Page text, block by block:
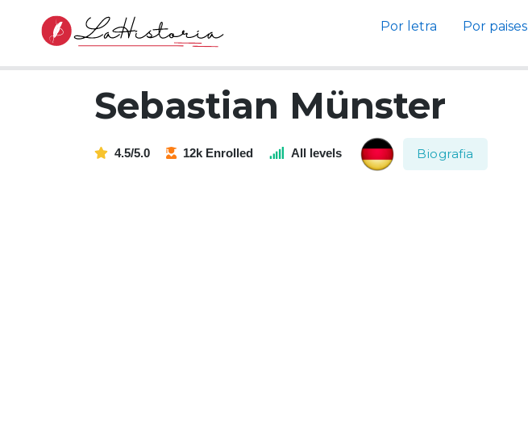
Por letra Por paises
Sebastian Münster
4.5/5.0 12k Enrolled All levels Biografia